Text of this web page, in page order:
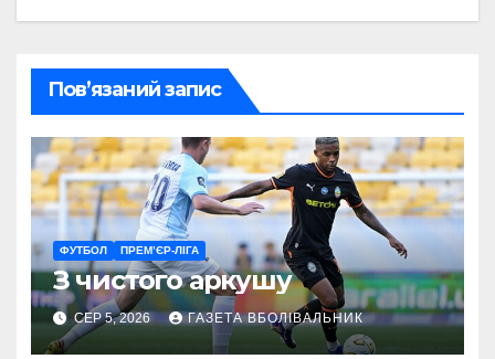
Пов’язаний запис
ФУТБОЛ ПРЕМ’ЄР-ЛІГА
З чистого аркушу
СЕР 5, 2026 ГАЗЕТА ВБОЛІВАЛЬНИК